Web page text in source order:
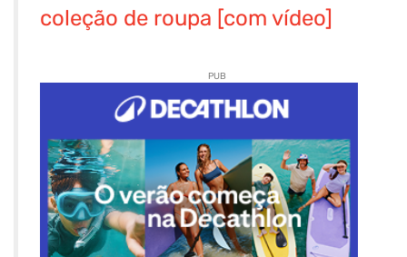
coleção de roupa [com vídeo]
PUB